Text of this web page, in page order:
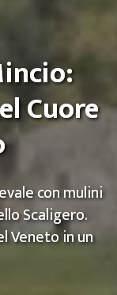
Cuore
con mulini
Scaligero.
Veneto in un